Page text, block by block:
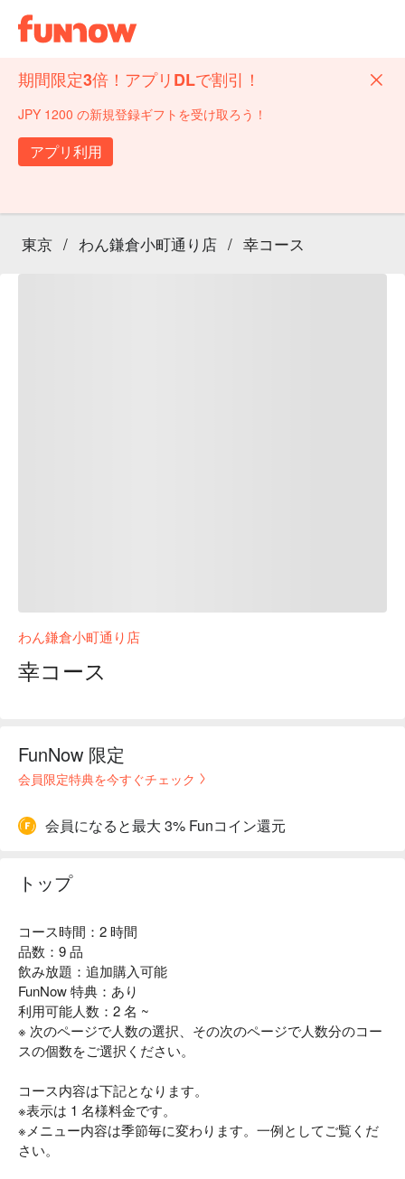
期間限定3倍！アプリDLで割引！
JPY 1200 の新規登録ギフトを受け取ろう！
アプリ利用
東京 / わん鎌倉小町通り店 / 幸コース
わん鎌倉小町通り店
幸コース
FunNow 限定
会員限定特典を今すぐチェック
会員になると最大 3% Funコイン還元
トップ
コース時間：2 時間
品数：9 品
飲み放題：追加購入可能
FunNow 特典：あり
利用可能人数：2 名 ~
※ 次のページで人数の選択、その次のページで人数分のコー
スの個数をご選択ください。
コース内容は下記となります。
※表示は 1 名様料金です。
※メニュー内容は季節毎に変わります。一例としてご覧くだ
さい。